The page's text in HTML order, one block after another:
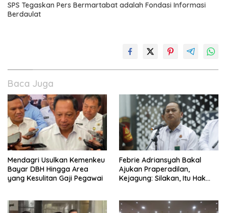
SPS Tegaskan Pers Bermartabat adalah Fondasi Informasi
Berdaulat
Baca Juga
Mendagri Usulkan Kemenkeu
Bayar DBH Hingga Area
yang Kesulitan Gaji Pegawai
Febrie Adriansyah Bakal
Ajukan Praperadilan,
Kejagung: Silakan, Itu Hak